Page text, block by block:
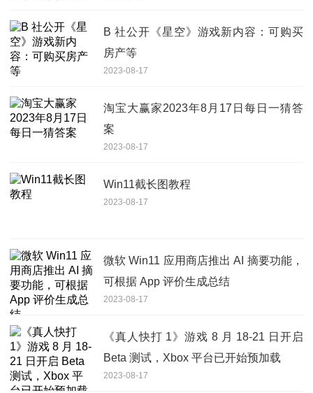
B 社公开《星空》游戏新内容：可购买
房产等
2023-08-17
淘宝大赢家2023年8月17日每日一猜答
案
2023-08-17
Win11截长图教程
2023-08-17
微软 Win11 应用商店推出 AI 摘要功能，
可根据 App 评价生成总结
2023-08-17
《真人快打 1》游戏 8 月 18-21 日开启
Beta 测试，Xbox 平台已开始预加载
2023-08-17